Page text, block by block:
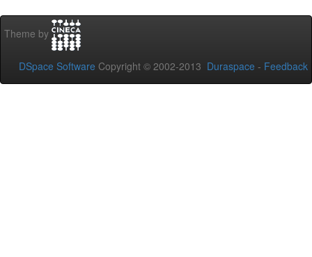
Theme by
DSpace Software Copyright © 2002-2013 Duraspace - Feedback